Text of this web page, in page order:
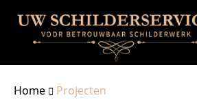
Home Projecten